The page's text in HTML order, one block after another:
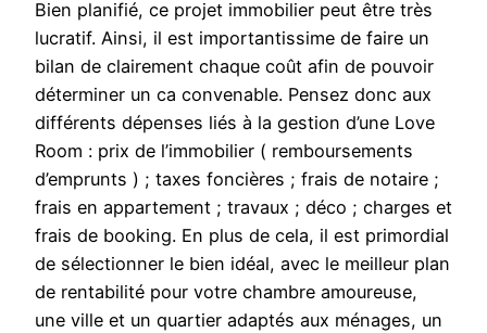
Bien planifié, ce projet immobilier peut être très
lucratif. Ainsi, il est importantissime de faire un
bilan de clairement chaque coût afin de pouvoir
déterminer un ca convenable. Pensez donc aux
différents dépenses liés à la gestion d’une Love
Room : prix de l’immobilier ( remboursements
d’emprunts ) ; taxes foncières ; frais de notaire ;
frais en appartement ; travaux ; déco ; charges et
frais de booking. En plus de cela, il est primordial
de sélectionner le bien idéal, avec le meilleur plan
de rentabilité pour votre chambre amoureuse,
une ville et un quartier adaptés aux ménages, un